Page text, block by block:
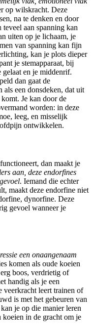
op wilskracht. Deze
na te denken en door
teveel aan spanning kan
uiten op je lichaam, je
van spanning kan fijn
kan je plots dieper
je stemapparaat, bij
gelaat en je middenrif.
dan gaat de
als een donsdeken, dat uit
Je kan door de
worden: in deze
leeg, en misselijk
ontwikkelen.
dan maakt je
aan, deze endorfines
. Iemand die echter
maakt deze endorfine niet
dynorfine. Deze
gevoel wanneer je
een onaangenaam
komen als oude koeien
boos, verdrietig of
handig als je een
veerkracht leert trainen of
is met het gebeuren van
je op die manier leren
koeien in de gracht om je